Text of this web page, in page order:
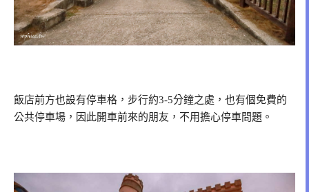
飯店前方也設有停車格，步行約3-5分鐘之處，也有個免費的
公共停車場，因此開車前來的朋友，不用擔心停車問題。